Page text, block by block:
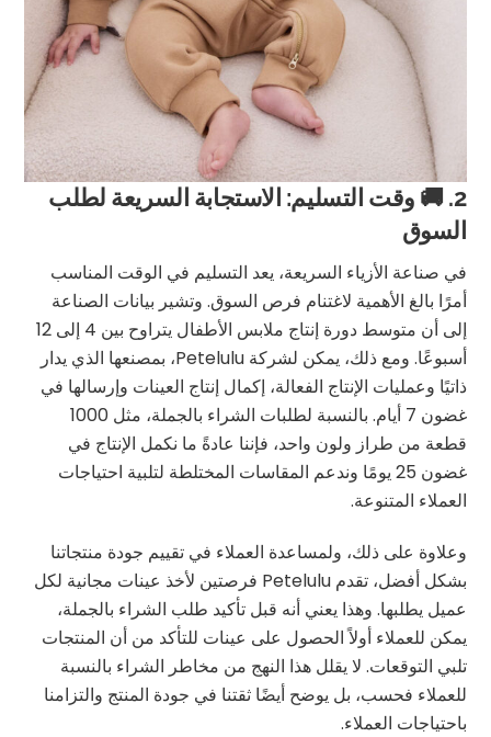
2. 🚚 وقت التسليم: الاستجابة السريعة لطلب
السوق
في صناعة الأزياء السريعة، يعد التسليم في الوقت المناسب
أمرًا بالغ الأهمية لاغتنام فرص السوق. وتشير بيانات الصناعة
إلى أن متوسط دورة إنتاج ملابس الأطفال يتراوح بين 4 إلى 12
أسبوعًا. ومع ذلك، يمكن لشركة Petelulu، بمصنعها الذي يدار
ذاتيًا وعمليات الإنتاج الفعالة، إكمال إنتاج العينات وإرسالها في
غضون 7 أيام. بالنسبة لطلبات الشراء بالجملة، مثل 1000
قطعة من طراز ولون واحد، فإننا عادةً ما نكمل الإنتاج في
غضون 25 يومًا وندعم المقاسات المختلطة لتلبية احتياجات
العملاء المتنوعة.
وعلاوة على ذلك، ولمساعدة العملاء في تقييم جودة منتجاتنا
بشكل أفضل، تقدم Petelulu فرصتين لأخذ عينات مجانية لكل
عميل يطلبها. وهذا يعني أنه قبل تأكيد طلب الشراء بالجملة،
يمكن للعملاء أولاً الحصول على عينات للتأكد من أن المنتجات
تلبي التوقعات. لا يقلل هذا النهج من مخاطر الشراء بالنسبة
للعملاء فحسب، بل يوضح أيضًا ثقتنا في جودة المنتج والتزامنا
باحتياجات العملاء.